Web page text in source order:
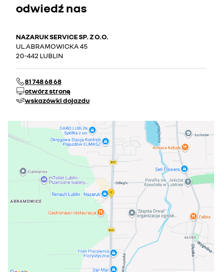
odwiedź nas
NAZARUK SERVICE SP. Z O.O.
UL.ABRAMOWICKA 45
20-442 LUBLIN
81 748 68 68
otwórz stronę
wskazówki dojazdu